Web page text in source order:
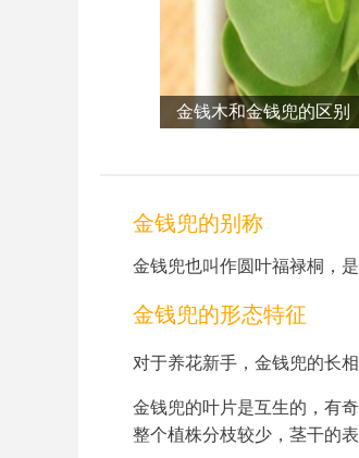
金钱木和金钱兜的区别
金钱兜的别称
金钱兜也叫作圆叶福禄桐，
金钱兜的形态特征
对于养花新手，金钱兜的长
金钱兜的叶片是互生的，有
整个植株分枝较少，茎干的表